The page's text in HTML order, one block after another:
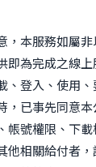
，本服務如屬
即為完成之線上
、登入、使用
，已事先同意
帳號權限、下
他相關給付者